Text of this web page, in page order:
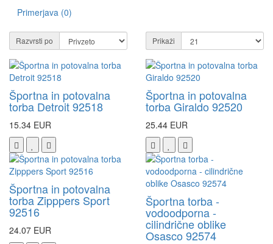
Primerjava (0)
Razvrsti po Prikaži
Športna in potovalna
torba Detroit 92518
15.34 EUR
Športna in potovalna
torba Giraldo 92520
25.44 EUR
Športna in potovalna
torba Zipppers Sport
92516
24.07 EUR
Športna torba -
vodoodporna -
cilindrične oblike
Osasco 92574